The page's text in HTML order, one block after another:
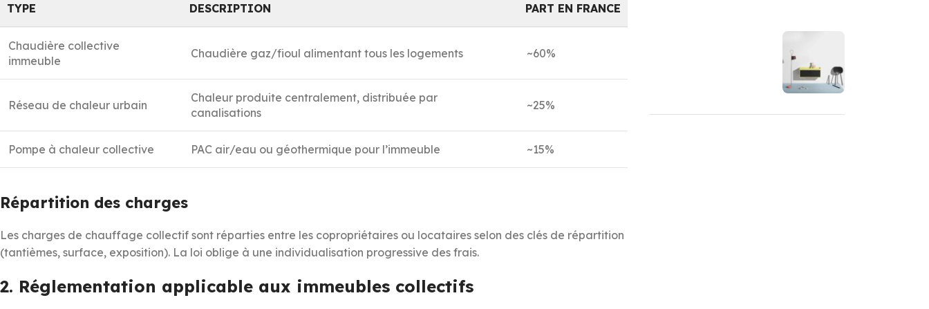
TYPE DESCRIPTION PART EN FRANCE
Chaudière collective
immeuble
Chaudière gaz/fioul alimentant tous les logements ~60%
Réseau de chaleur urbain
Chaleur produite centralement, distribuée par
canalisations
~25%
Pompe à chaleur collective PAC air/eau ou géothermique pour l’immeuble ~15%
Répartition des charges
Les charges de chauffage collectif sont réparties entre les copropriétaires ou locataires selon des clés de répartition
(tantièmes, surface, exposition). La loi oblige à une individualisation progressive des frais.
2. Réglementation applicable aux immeubles collectifs